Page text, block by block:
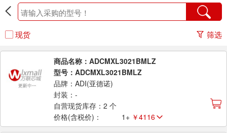
现货 筛选
商品名称：ADCMXL3021BMLZ
型号：ADCMXL3021BMLZ
品牌：ADI(亚德诺)
封装：-
自营现货库存：2 个
价格(含税价)：
1+ ￥4116